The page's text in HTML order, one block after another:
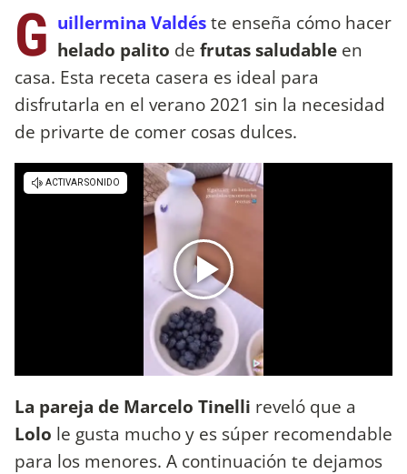
G uillermina Valdéste enseña cómo hacer
helado palito de frutas saludable en
casa. Esta receta casera es ideal para
disfrutarla en el verano 2021 sin la necesidad
de privarte de comer cosas dulces.
La pareja de Marcelo Tinelli reveló que a
Lolo le gusta mucho y es súper recomendable
para los menores. A continuación te dejamos